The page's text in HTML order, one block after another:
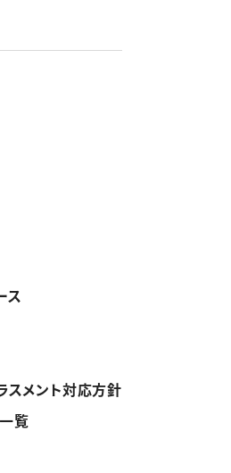
ス
スメント対応方針
覧